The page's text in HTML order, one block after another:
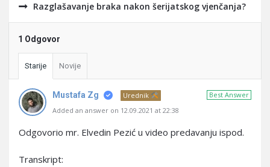
Razglašavanje braka nakon šerijatskog vjenčanja?
1 Odgovor
Starije Novije
Best Answer
Mustafa Zg
Urednik
Added an answer on 12.09.2021 at 22:38
Odgovorio mr. Elvedin Pezić u video predavanju ispod.
Transkript: